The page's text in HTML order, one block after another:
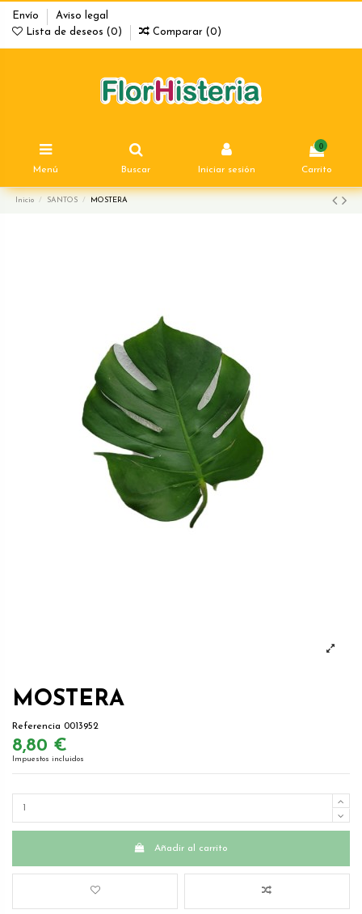
Envío
Aviso legal
Lista de deseos (0) Comparar (0)
Menú Buscar Iniciar sesión
0
Carrito
Inicio SANTOS MOSTERA
MOSTERA
Referencia 0013952
8,80 €
Impuestos incluidos
Añadir al carrito